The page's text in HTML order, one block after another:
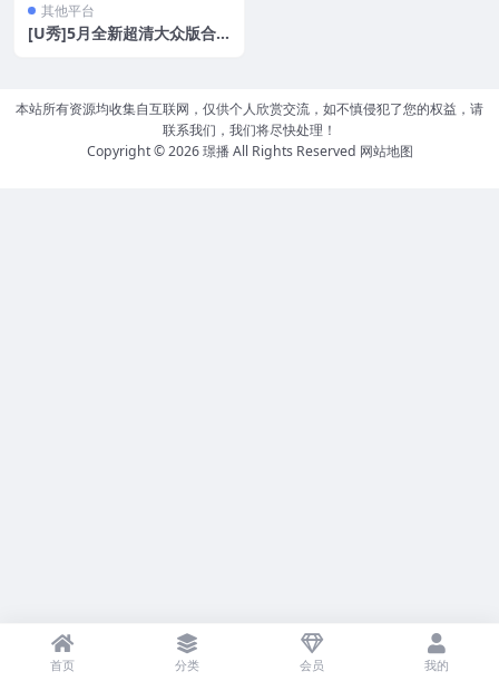
其他平台
[U秀]5月全新超清大众版合
本站所有资源均收集自互联网，仅供个人欣赏交流，如不慎侵犯了您的权益，请
联系我们，我们将尽快处理！
Copyright © 2026璟播All Rights Reserved 网站地图
首页 分类 会员 我的